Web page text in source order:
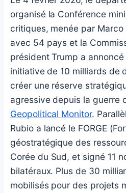
organisé la Conférence
critiques, menée par Marco
avec 54 pays et la
président Trump a
initiative de 10 milliards de
créer une réserve
agressive depuis la guerre
Geopolitical Monitor.
Rubio a lancé le FORGE
géostratégique des
Corée du Sud, et signé 11
bilatéraux. Plus de 30
mobilisés pour des projets